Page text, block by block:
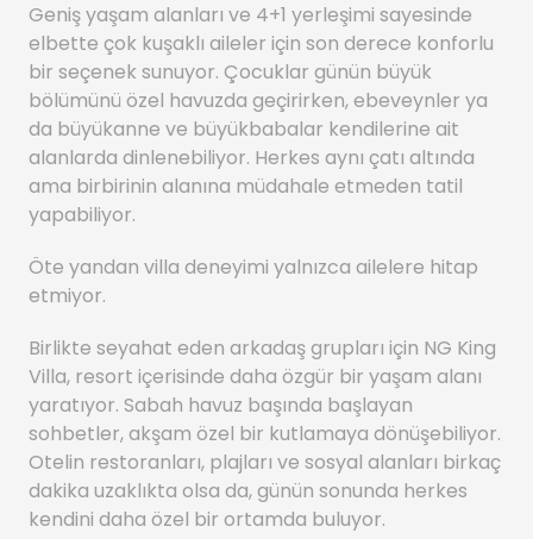
Geniş yaşam alanları ve 4+1 yerleşimi sayesinde
elbette çok kuşaklı aileler için son derece konforlu
bir seçenek sunuyor. Çocuklar günün büyük
bölümünü özel havuzda geçirirken, ebeveynler ya
da büyükanne ve büyükbabalar kendilerine ait
alanlarda dinlenebiliyor. Herkes aynı çatı altında
ama birbirinin alanına müdahale etmeden tatil
yapabiliyor.
Öte yandan villa deneyimi yalnızca ailelere hitap
etmiyor.
Birlikte seyahat eden arkadaş grupları için NG King
Villa, resort içerisinde daha özgür bir yaşam alanı
yaratıyor. Sabah havuz başında başlayan
sohbetler, akşam özel bir kutlamaya dönüşebiliyor.
Otelin restoranları, plajları ve sosyal alanları birkaç
dakika uzaklıkta olsa da, günün sonunda herkes
kendini daha özel bir ortamda buluyor.